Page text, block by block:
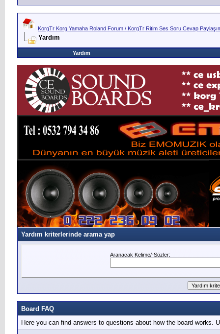
KorgTr Korg Yamaha Roland Forum / KorgTr Ritim Ses Soru Cevap
Yardım
Yardım
Yardım kriterlerinde arama yap
Aranacak Kelime/-Sözler:
Board FAQ
Here you can find answers to questions about how the board